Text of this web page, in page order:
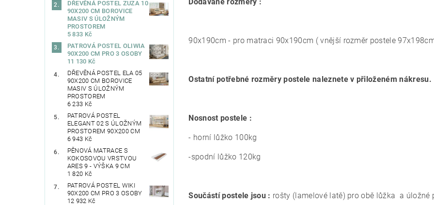
DŘEVĚNÁ POSTEL ZUZA 10
90X200 CM BOROVICE
MASIV S ÚLOŽNÝM
PROSTOREM
5 833 Kč
PATROVÁ POSTEL OLIWIA
90X200 CM PRO 3 OSOBY
11 130 Kč
DŘEVĚNÁ POSTEL ELA 05
90X200 CM BOROVICE
MASIV S ÚLOŽNÝM
PROSTOREM
6 233 Kč
PATROVÁ POSTEL
ELEGANT 02 S ÚLOŽNÝM
PROSTOREM 90X200 CM
6 943 Kč
PĚNOVÁ MATRACE S
KOKOSOVOU VRSTVOU
ARES 9 - VÝŠKA 9 CM
1 820 Kč
PATROVÁ POSTEL WIKI
90X200 CM PRO 3 OSOBY
12 932 Kč
90x190cm - pro matraci 90x190cm ( vnější rozměr postele
Ostatní potřebné rozměry postele naleznete v přiloženém nákresu.
Nosnost postele :
- horní lůžko 100kg
-spodní lůžko 120kg
Součástí postele jsou : rošty (lamelové latě) pro obě lůžka a úložné